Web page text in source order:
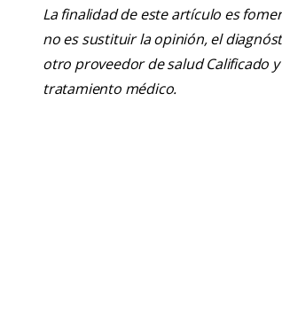
La finalidad de este artículo es
no es sustituir la opinión, el
otro proveedor de salud Calificado
tratamiento médico.